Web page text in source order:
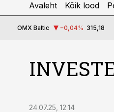
Avaleht Kõik lood
OMX Baltic −0,04% 315,18
24.07.25, 12:14